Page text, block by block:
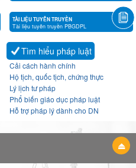
TÀI LIỆU TUYÊN TRUYỀN
Tài liệu tuyên truyền PBGDPL
Tìm hiểu pháp luật
Cải cách hành chính
Hộ tịch, quốc tịch, chứng thực
Lý lịch tư pháp
Phổ biến giáo dục pháp luật
Hỗ trợ pháp lý dành cho DN